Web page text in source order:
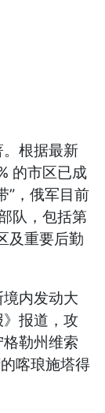
根据最新
的市区已成
”，俄军目前
队，包括第
及重要后勤
内发动大
报道，攻
勒州维索
喀琅施塔得